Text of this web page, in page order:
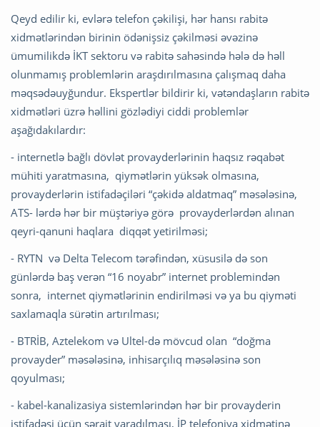
Qeyd edilir ki, evlərə telefon çəkilişi, hər hansı rabitə
xidmətlərindən birinin ödənişsiz çəkilməsi əvəzinə
ümumilikdə İKT sektoru və rabitə sahəsində hələ də həll
olunmamış problemlərin araşdırılmasına çalışmaq daha
məqsədəuyğundur. Ekspertlər bildirir ki, vətəndaşların rabitə
xidmətləri üzrə həllini gözlədiyi ciddi problemlər
aşağıdakılardır:
- internetlə bağlı dövlət provayderlərinin haqsız rəqabət
mühiti yaratmasına, qiymətlərin yüksək olmasına,
provayderlərin istifadəçiləri “çəkidə aldatmaq” məsələsinə,
ATS- lərdə hər bir müştəriyə görə provayderlərdən alınan
qeyri-qanuni haqlara diqqət yetirilməsi;
- RYTN və Delta Telecom tərəfindən, xüsusilə də son
günlərdə baş verən “16 noyabr” internet problemindən
sonra, internet qiymətlərinin endirilməsi və ya bu qiyməti
saxlamaqla sürətin artırılması;
- BTRİB, Aztelekom və Ultel-də mövcud olan “doğma
provayder” məsələsinə, inhisarçılıq məsələsinə son
qoyulması;
- kabel-kanalizasiya sistemlərindən hər bir provayderin
istifadəsi üçün şərait yaradılması, İP telefoniya xidmətinə